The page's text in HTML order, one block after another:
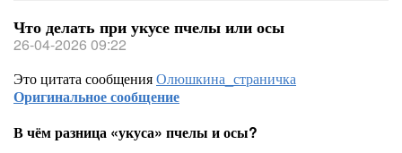
Что делать при укусе пчелы или осы
26-04-2026 09:22
Это цитата сообщенияОлюшкина_страничка
Оригинальное сообщение
В чём разница «укуса» пчелы и осы?